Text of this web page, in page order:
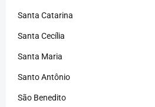
Santa Catarina
Santa Cecília
Santa Maria
Santo Antônio
São Benedito